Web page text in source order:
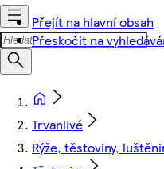
Přejít na hlavní obsah
Přeskočit na
Trvanlivé
Rýže, těstoviny,